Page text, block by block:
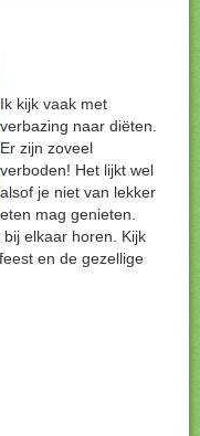
Ik kijk vaak met
verbazing naar diëten.
Er zijn zoveel
verboden! Het lijkt wel
alsof je niet van lekker
eten mag genieten.
elkaar horen. Kijk
en de gezellige